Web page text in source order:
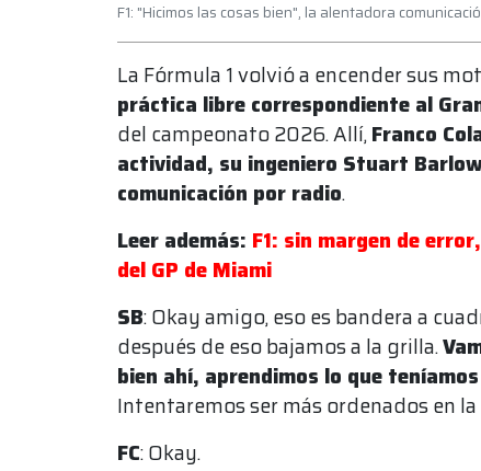
F1: "Hicimos las cosas bien", la alentadora
La Fórmula 1 volvió a encender sus
práctica libre correspondiente al
del campeonato 2026. Allí,Franco
actividad, su ingeniero Stuart
comunicación por radio.
Leer además: F1: sin margen de
del GP de Miami
SB: Okay amigo, eso es bandera a
después de eso bajamos a la grilla.
bien ahí, aprendimos lo que
Intentaremos ser más ordenados en
FC: Okay.